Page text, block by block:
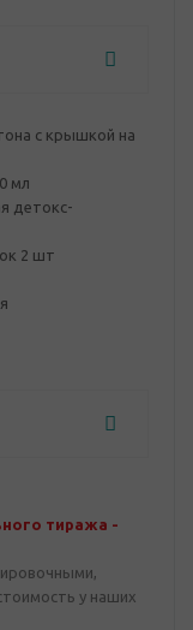
с крышкой на
мл
детокс-
2 шт
тиража -
у наших